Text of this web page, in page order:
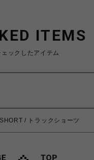
ITEMS
ェックしたアイテム
/ トラックショーツ